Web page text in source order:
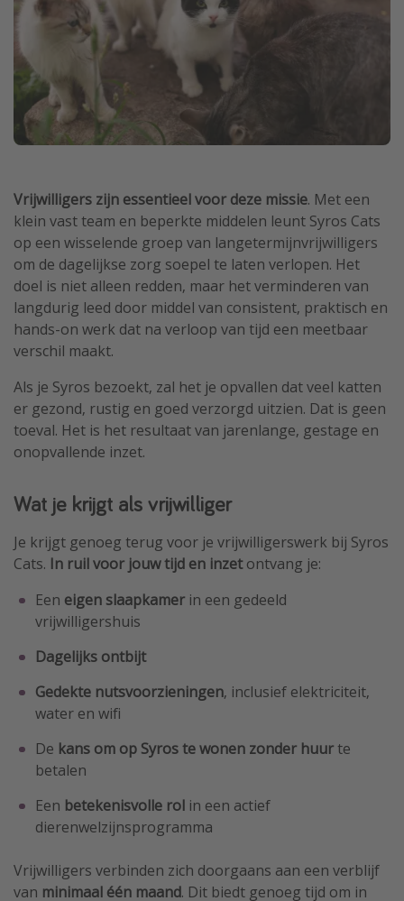
Vrijwilligers zijn essentieel voor deze missie. Met een
klein vast team en beperkte middelen leunt Syros Cats
op een wisselende groep van langetermijnvrijwilligers
om de dagelijkse zorg soepel te laten verlopen. Het
doel is niet alleen redden, maar het verminderen van
langdurig leed door middel van consistent, praktisch en
hands-on werk dat na verloop van tijd een meetbaar
verschil maakt.
Als je Syros bezoekt, zal het je opvallen dat veel katten
er gezond, rustig en goed verzorgd uitzien. Dat is geen
toeval. Het is het resultaat van jarenlange, gestage en
onopvallende inzet.
Wat je krijgt als vrijwilliger
Je krijgt genoeg terug voor je vrijwilligerswerk bij Syros
Cats. In ruil voor jouw tijd en inzetontvang je:
Een eigen slaapkamer in een gedeeld
vrijwilligershuis
Dagelijks ontbijt
Gedekte nutsvoorzieningen, inclusief elektriciteit,
water en wifi
De kans om op Syros te wonen zonder huur te
betalen
Een betekenisvolle rol in een actief
dierenwelzijnsprogramma
Vrijwilligers verbinden zich doorgaans aan een verblijf
van minimaal één maand. Dit biedt genoeg tijd om in